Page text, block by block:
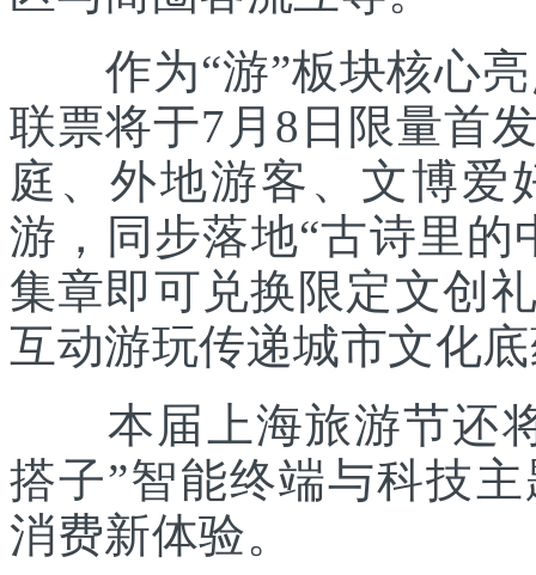
作为“游”板块核心亮
联票将于7月8日限量首
庭、外地游客、文博爱
游，同步落地“古诗里
集章即可兑换限定文创
互动游玩传递城市文化
本届上海旅游节还将
搭子”智能终端与科技
消费新体验。